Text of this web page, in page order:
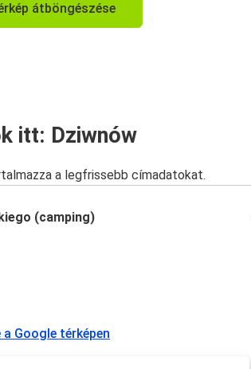
átböngészése
itt: Dziwnów
a legfrissebb címadatokat.
(camping)
Google térképen